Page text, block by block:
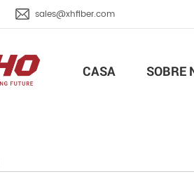
sales@xhfiber.com
CASA SOBRE